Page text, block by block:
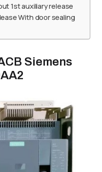
1st auxiliary release
With door sealing
Siemens